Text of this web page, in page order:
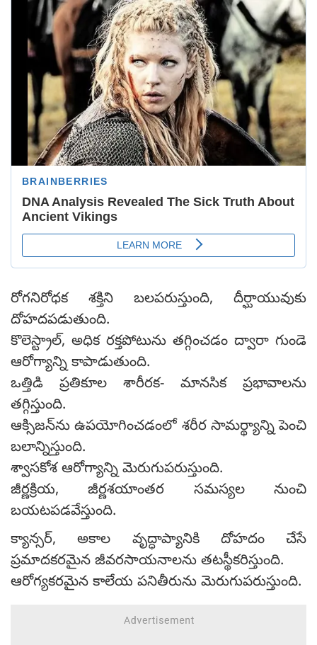
రోగనిరోధక శక్తిని బలపరుస్తుంది, దీర్ఘాయువుకు
దోహదపడుతుంది.
కొలెస్ట్రాల్, అధిక రక్తపోటును తగ్గించడం ద్వారా గుండె
ఆరోగ్యాన్ని కాపాడుతుంది.
ఒత్తిడి ప్రతికూల శారీరక- మానసిక ప్రభావాలను
తగ్గిస్తుంది.
ఆక్సిజన్‌ను ఉపయోగించడంలో శరీర సామర్థ్యాన్ని పెంచి
బలాన్నిస్తుంది.
శ్వాసకోశ ఆరోగ్యాన్ని మెరుగుపరుస్తుంది.
జీర్ణక్రియ, జీర్ణశయాంతర సమస్యల నుంచి
బయటపడవేస్తుంది.
క్యాన్సర్, అకాల వృద్ధాప్యానికి దోహదం చేసే
ప్రమాదకరమైన జీవరసాయనాలను తటస్థీకరిస్తుంది.
ఆరోగ్యకరమైన కాలేయ పనితీరును మెరుగుపరుస్తుంది.